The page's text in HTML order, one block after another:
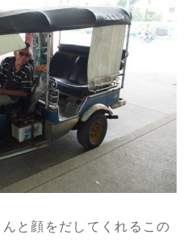
と顔をだしてくれるこの